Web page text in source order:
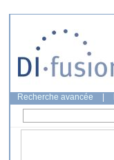
Recherche avancée